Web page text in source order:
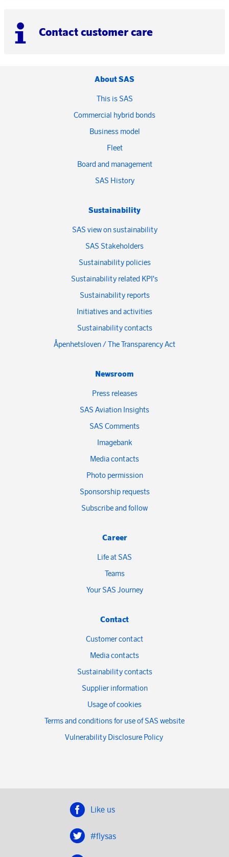
Contact customer care
About SAS
This is SAS
Commercial hybrid bonds
Business model
Fleet
Board and management
SAS History
Sustainability
SAS view on sustainability
SAS Stakeholders
Sustainability policies
Sustainability related KPI's
Sustainability reports
Initiatives and activities
Sustainability contacts
Åpenhetsloven / The Transparency Act
Newsroom
Press releases
SAS Aviation Insights
SAS Comments
Imagebank
Media contacts
Photo permission
Sponsorship requests
Subscribe and follow
Career
Life at SAS
Teams
Your SAS Journey
Contact
Customer contact
Media contacts
Sustainability contacts
Supplier information
Usage of cookies
Terms and conditions for use of SAS website
Vulnerability Disclosure Policy
Like us
#flysas